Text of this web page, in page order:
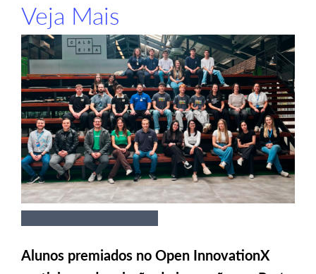
Veja Mais
Alunos premiados no Open InnovationX